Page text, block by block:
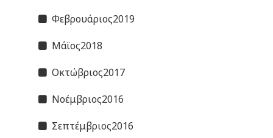
Φεβρουάριος2019
Μάϊος2018
Οκτώβριος2017
Νοέμβριος2016
Σεπτέμβριος2016